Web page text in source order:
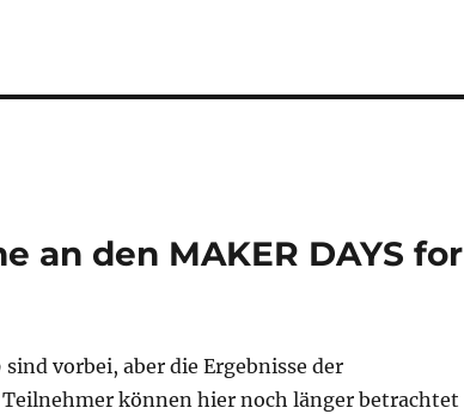
an den MAKER DAYS for
sind vorbei, aber die Ergebnisse der
können hier noch länger betrachtet